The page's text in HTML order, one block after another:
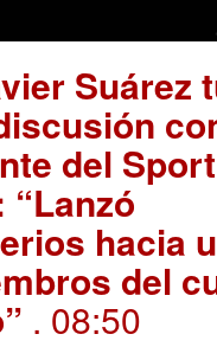
Suárez
del
“Lanzó
hacia
del
. 08:50